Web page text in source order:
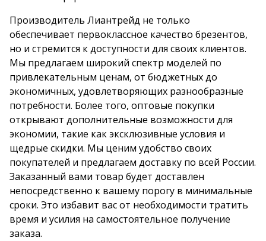
Производитель Лиантрейд не только
обеспечивает первоклассное качество брезентов,
но и стремится к доступности для своих клиентов.
Мы предлагаем широкий спектр моделей по
привлекательным ценам, от бюджетных до
экономичных, удовлетворяющих разнообразные
потребности. Более того, оптовые покупки
открывают дополнительные возможности для
экономии, такие как эксклюзивные условия и
щедрые скидки. Мы ценим удобство своих
покупателей и предлагаем доставку по всей России.
Заказанный вами товар будет доставлен
непосредственно к вашему порогу в минимальные
сроки. Это избавит вас от необходимости тратить
время и усилия на самостоятельное получение
заказа.